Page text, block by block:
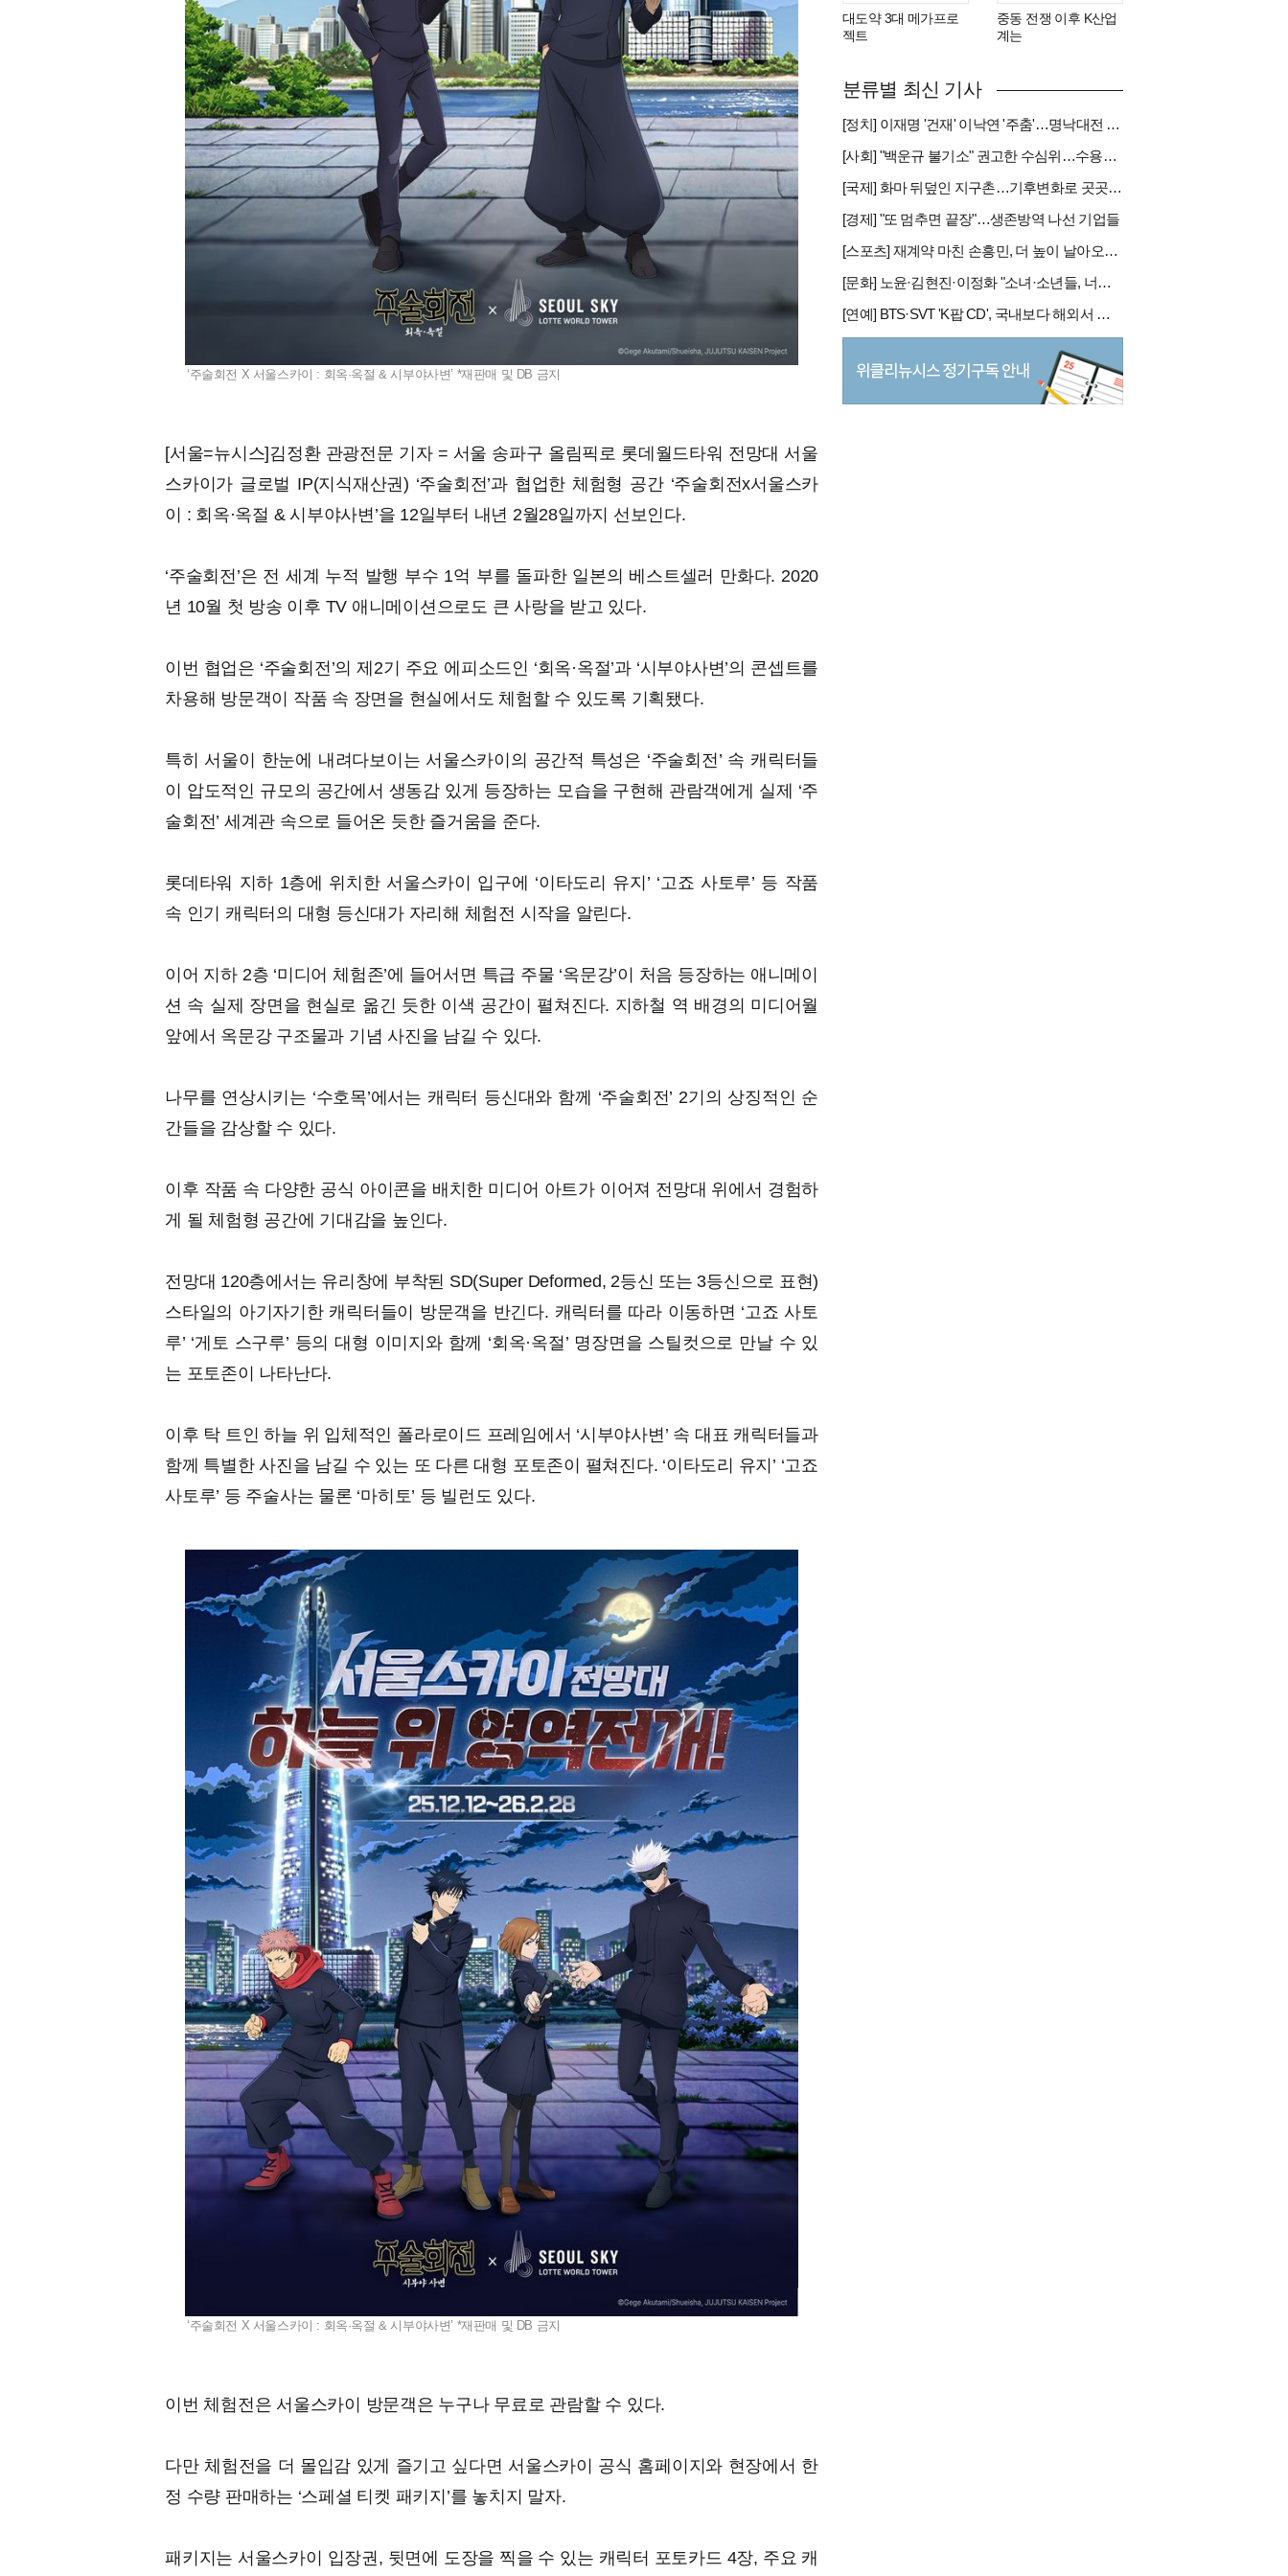
‘주술회전 X 서울스카이 : 회옥·옥절 & 시부야사변’ *재판매 및 DB 금지
[서울=뉴시스]김정환 관광전문 기자 = 서울 송파구 올림픽로 롯데월드타워 전망대 서울
스카이가 글로벌 IP(지식재산권) ‘주술회전’과 협업한 체험형 공간 ‘주술회전x서울스카
이 : 회옥·옥절 & 시부야사변’을 12일부터 내년 2월28일까지 선보인다.
‘주술회전’은 전 세계 누적 발행 부수 1억 부를 돌파한 일본의 베스트셀러 만화다. 2020
년 10월 첫 방송 이후 TV 애니메이션으로도 큰 사랑을 받고 있다.
이번 협업은 ‘주술회전’의 제2기 주요 에피소드인 ‘회옥·옥절’과 ‘시부야사변’의 콘셉트를
차용해 방문객이 작품 속 장면을 현실에서도 체험할 수 있도록 기획됐다.
특히 서울이 한눈에 내려다보이는 서울스카이의 공간적 특성은 ‘주술회전’ 속 캐릭터들
이 압도적인 규모의 공간에서 생동감 있게 등장하는 모습을 구현해 관람객에게 실제 ‘주
술회전’ 세계관 속으로 들어온 듯한 즐거움을 준다.
롯데타워 지하 1층에 위치한 서울스카이 입구에 ‘이타도리 유지’ ‘고죠 사토루’ 등 작품
속 인기 캐릭터의 대형 등신대가 자리해 체험전 시작을 알린다.
이어 지하 2층 ‘미디어 체험존’에 들어서면 특급 주물 ‘옥문강’이 처음 등장하는 애니메이
션 속 실제 장면을 현실로 옮긴 듯한 이색 공간이 펼쳐진다. 지하철 역 배경의 미디어월
앞에서 옥문강 구조물과 기념 사진을 남길 수 있다.
나무를 연상시키는 ‘수호목’에서는 캐릭터 등신대와 함께 ‘주술회전’ 2기의 상징적인 순
간들을 감상할 수 있다.
이후 작품 속 다양한 공식 아이콘을 배치한 미디어 아트가 이어져 전망대 위에서 경험하
게 될 체험형 공간에 기대감을 높인다.
전망대 120층에서는 유리창에 부착된 SD(Super Deformed, 2등신 또는 3등신으로 표현)
스타일의 아기자기한 캐릭터들이 방문객을 반긴다. 캐릭터를 따라 이동하면 ‘고죠 사토
루’ ‘게토 스구루’ 등의 대형 이미지와 함께 ‘회옥·옥절’ 명장면을 스틸컷으로 만날 수 있
는 포토존이 나타난다.
이후 탁 트인 하늘 위 입체적인 폴라로이드 프레임에서 ‘시부야사변’ 속 대표 캐릭터들과
함께 특별한 사진을 남길 수 있는 또 다른 대형 포토존이 펼쳐진다. ‘이타도리 유지’ ‘고죠
사토루’ 등 주술사는 물론 ‘마히토’ 등 빌런도 있다.
‘주술회전 X 서울스카이 : 회옥·옥절 & 시부야사변’ *재판매 및 DB 금지
이번 체험전은 서울스카이 방문객은 누구나 무료로 관람할 수 있다.
다만 체험전을 더 몰입감 있게 즐기고 싶다면 서울스카이 공식 홈페이지와 현장에서 한
정 수량 판매하는 ‘스페셜 티켓 패키지’를 놓치지 말자.
패키지는 서울스카이 입장권, 뒷면에 도장을 찍을 수 있는 캐릭터 포토카드 4장, 주요 캐
대도약 3대 메가프로
젝트
중동 전쟁 이후 K산업
계는
분류별 최신 기사
[정치] 이재명 '건재' 이낙연 '주춤'…명낙대전 불안한 휴전
[사회] "백운규 불기소" 권고한 수심위…수용땐 줄소송 피할듯
[국제] 화마 뒤덮인 지구촌…기후변화로 곳곳 대형 화재
[경제] "또 멈추면 끝장"…생존방역 나선 기업들
[스포츠] 재계약 마친 손흥민, 더 높이 날아오를까
[문화] 노윤·김현진·이정화 "소녀·소년들, 너희는 혼자가 아니야"
[연예] BTS·SVT 'K팝 CD', 국내보다 해외서 더 팔린다 왜?